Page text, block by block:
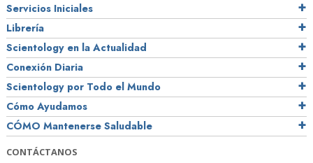
Servicios Iniciales
Librería
Scientology en la Actualidad
Conexión Diaria
Scientology por Todo el Mundo
Cómo Ayudamos
CÓMO Mantenerse Saludable
CONTÁCTANOS